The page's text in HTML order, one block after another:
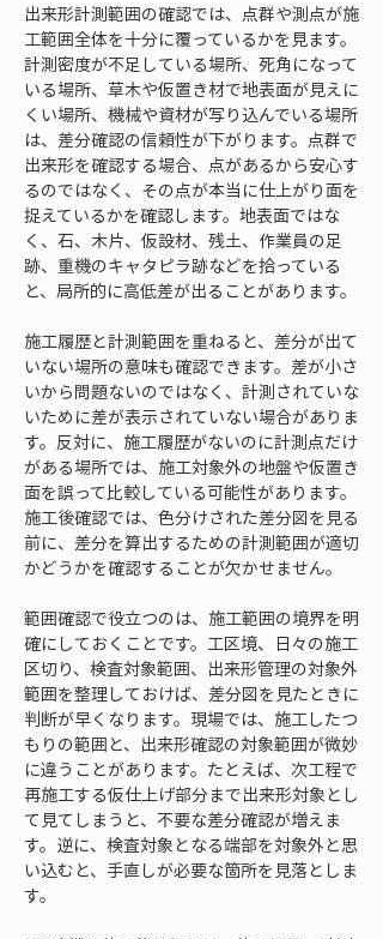
出来形計測範囲の確認では、点群や測点が施
工範囲全体を十分に覆っているかを見ます。
計測密度が不足している場所、死角になって
いる場所、草木や仮置き材で地表面が見えに
くい場所、機械や資材が写り込んでいる場所
は、差分確認の信頼性が下がります。点群で
出来形を確認する場合、点があるから安心す
るのではなく、その点が本当に仕上がり面を
捉えているかを確認します。地表面ではな
く、石、木片、仮設材、残土、作業員の足
跡、重機のキャタピラ跡などを拾っている
と、局所的に高低差が出ることがあります。
施工履歴と計測範囲を重ねると、差分が出て
いない場所の意味も確認できます。差が小さ
いから問題ないのではなく、計測されていな
いために差が表示されていない場合がありま
す。反対に、施工履歴がないのに計測点だけ
がある場所では、施工対象外の地盤や仮置き
面を誤って比較している可能性があります。
施工後確認では、色分けされた差分図を見る
前に、差分を算出するための計測範囲が適切
かどうかを確認することが欠かせません。
範囲確認で役立つのは、施工範囲の境界を明
確にしておくことです。工区境、日々の施工
区切り、検査対象範囲、出来形管理の対象外
範囲を整理しておけば、差分図を見たときに
判断が早くなります。現場では、施工したつ
もりの範囲と、出来形確認の対象範囲が微妙
に違うことがあります。たとえば、次工程で
再施工する仮仕上げ部分まで出来形対象とし
て見てしまうと、不要な差分確認が増えま
す。逆に、検査対象となる端部を対象外と思
い込むと、手直しが必要な箇所を見落としま
す。